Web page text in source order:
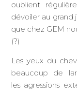
oublient
dévoiler au grand
que chez GEM
(?)
Les yeux du
beaucoup de
les agressions